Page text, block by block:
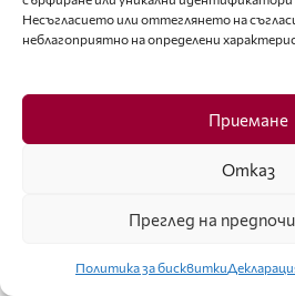
Несъгласието или оттеглянето на
неблагоприятно на определени
Приемане
Отказ
Преглед на
Политика за бисквитки